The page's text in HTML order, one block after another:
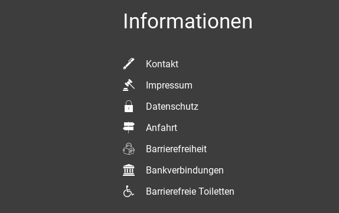
Informationen
Kontakt
Impressum
Datenschutz
Anfahrt
Barrierefreiheit
Bankverbindungen
Barrierefreie Toiletten